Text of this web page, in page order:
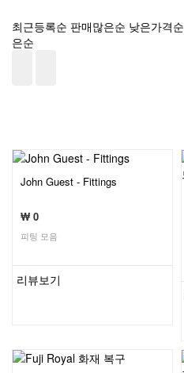
최근등록순 판매많은순 낮은가격순
은순
John Guest - Fittings
₩ 0
피팅 모음
리뷰보기